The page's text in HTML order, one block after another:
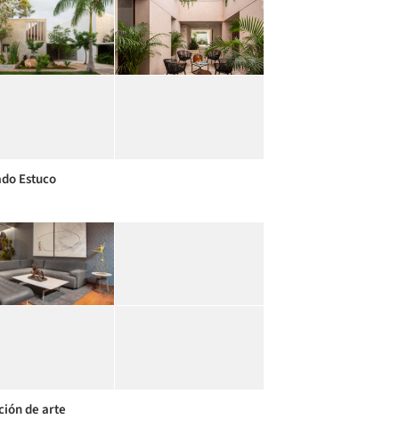
Estuco
de arte